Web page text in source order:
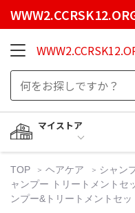
マイストア
TOP ヘアケア シャン
ャンプー トリートメントセ
ンプー&トリートメントセ